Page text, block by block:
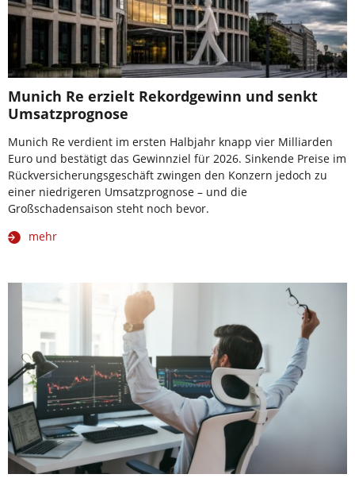
Munich Re erzielt Rekordgewinn und senkt
Umsatzprognose
Munich Re verdient im ersten Halbjahr knapp vier Milliarden
Euro und bestätigt das Gewinnziel für 2026. Sinkende Preise im
Rückversicherungsgeschäft zwingen den Konzern jedoch zu
einer niedrigeren Umsatzprognose – und die
Großschadensaison steht noch bevor.
mehr